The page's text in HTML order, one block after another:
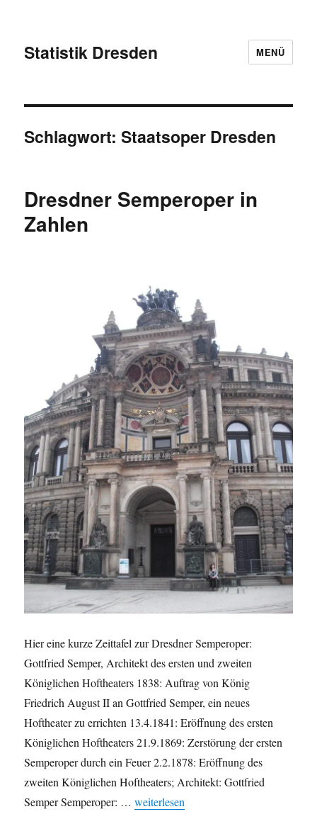
Statistik Dresden MENÜ
Schlagwort:Staatsoper Dresden
Dresdner Semperoper in
Zahlen
Hier eine kurze Zeittafel zur Dresdner Semperoper:
Gottfried Semper, Architekt des ersten und zweiten
Königlichen Hoftheaters 1838: Auftrag von König
Friedrich August II an Gottfried Semper, ein neues
Hoftheater zu errichten 13.4.1841: Eröffnung des ersten
Königlichen Hoftheaters 21.9.1869: Zerstörung der ersten
Semperoper durch ein Feuer 2.2.1878: Eröffnung des
zweiten Königlichen Hoftheaters; Architekt: Gottfried
Semper Semperoper: …„Dresdner Semperoper in Zahlen“
weiterlesen